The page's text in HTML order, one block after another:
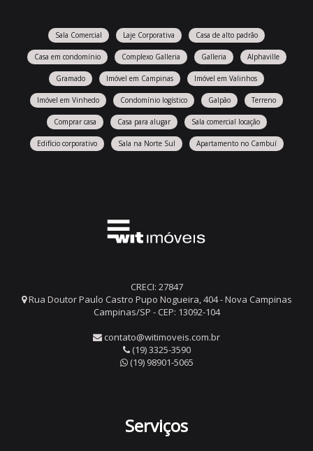
Sala Comercial Laje Corporativa Casa de alto padrão
Casa em condomínio Complexo Galleria Galleria Alphaville
Gramado Imóvel em Campinas Imóvel em Valinhos
Imóvel em Vinhedo Condomínio logístico Galpão Terreno
Comprar casa Casa para alugar Sala comercial locação
Edifício corporativo Sala na Norte Sul Apartamento no Cambuí
CRECI: 27847
Rua Doutor Paulo Castro Pupo Nogueira, 404 - Nova Campinas
Campinas/SP - CEP: 13092-104
contato@witimoveis.com.br
(19) 3325-3590
(19) 98901-5065
Serviços